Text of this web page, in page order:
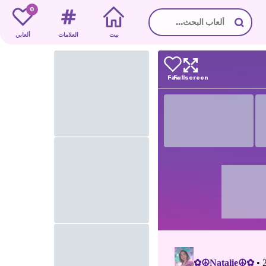
بيت العلامات
0
ألعابي